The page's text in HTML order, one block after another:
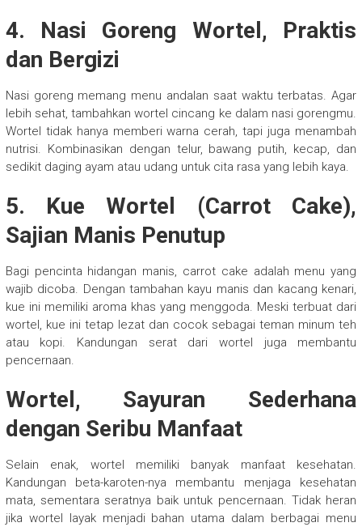
4. Nasi Goreng Wortel, Praktis
dan Bergizi
Nasi goreng memang menu andalan saat waktu terbatas. Agar
lebih sehat, tambahkan wortel cincang ke dalam nasi gorengmu.
Wortel tidak hanya memberi warna cerah, tapi juga menambah
nutrisi. Kombinasikan dengan telur, bawang putih, kecap, dan
sedikit daging ayam atau udang untuk cita rasa yang lebih kaya.
5. Kue Wortel (Carrot Cake),
Sajian Manis Penutup
Bagi pencinta hidangan manis, carrot cake adalah menu yang
wajib dicoba. Dengan tambahan kayu manis dan kacang kenari,
kue ini memiliki aroma khas yang menggoda. Meski terbuat dari
wortel, kue ini tetap lezat dan cocok sebagai teman minum teh
atau kopi. Kandungan serat dari wortel juga membantu
pencernaan.
Wortel, Sayuran Sederhana
dengan Seribu Manfaat
Selain enak, wortel memiliki banyak manfaat kesehatan.
Kandungan beta-karoten-nya membantu menjaga kesehatan
mata, sementara seratnya baik untuk pencernaan. Tidak heran
jika wortel layak menjadi bahan utama dalam berbagai menu